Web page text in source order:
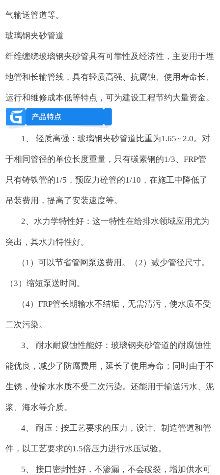
气输送管道等。
玻璃钢夹砂管道
纤维缠绕玻璃钢夹砂管具有可靠性及经济性，主要用于埋
地管和长输管线，具有轻质高强、抗腐蚀、使用寿命长、
运行和维修成本低等特点，可为建设工程节约大量资金。
1、 轻质高强：玻璃钢夹砂管道比重为1.65~ 2.0。对
于相同管径的单位长度重量，只有碳素钢的1/3、FRP管
只有铸铁管的1/5，预应力砼管的1/10，在施工中降低了
吊装费用，提高了安装速度等。
2、水力学特性好：这一特性在给排水领域应用尤为
突出，其水力特性好。
（1）可以节省管网泵送费用。（2）减少管径尺寸。
（3）缩短泵送时间。
（4）FRP管长期输水不结垢，无需清污，使水质不受
二次污染。
3、 耐水耐腐蚀性能好：玻璃钢夹砂管道的耐腐蚀性
能优良，减少了防腐费用，延长了使用寿命；同时由于不
生锈，使输水水质不受二次污染。还能用于输送污水、泥
浆、海水等介质。
4、 耐压：按工艺要求的压力，设计、制造管道和管
件，以工艺要求的1.5倍压力进行水压试验。
5、 接口密封性好，不渗漏，不会破裂，增加供水可